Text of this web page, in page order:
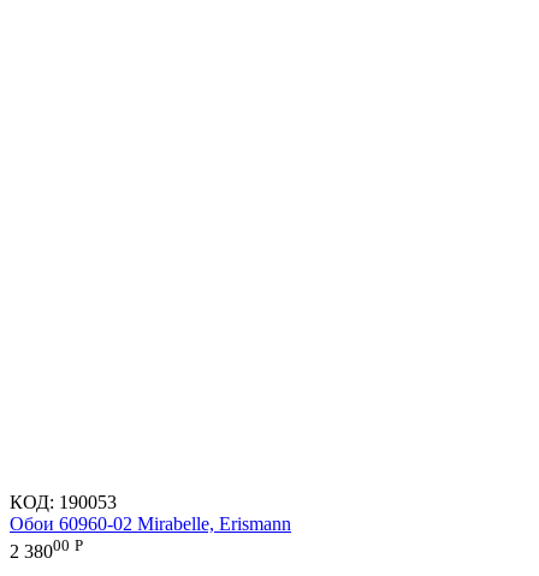
КОД: 190053
Обои 60960-02 Mirabelle, Erismann
2 38000 Р